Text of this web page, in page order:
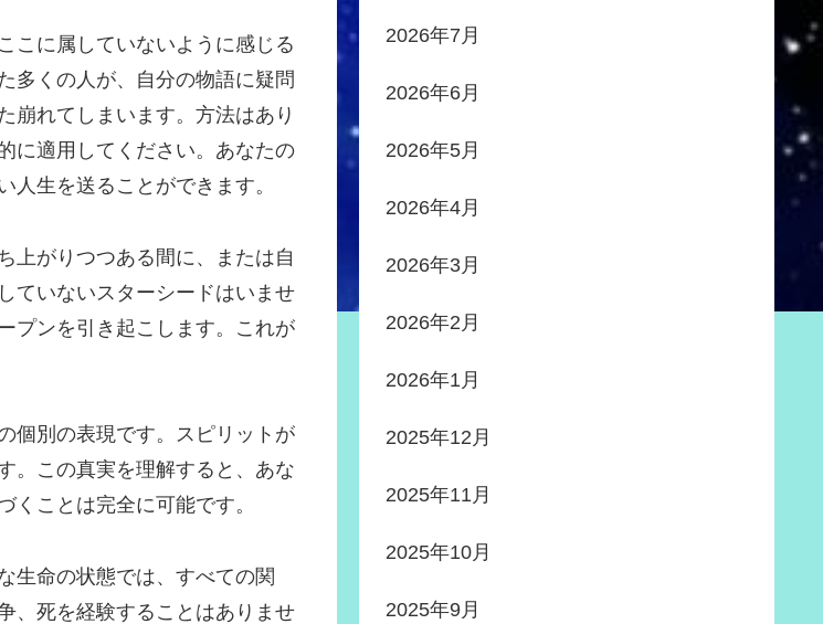
こに属していないように感じる
多くの人が、自分の物語に疑問
崩れてしまいます。方法はあり
に適用してください。あなたの
生を送ることができます。
上がりつつある間に、または自
ていないスターシードはいませ
プンを引き起こします。これが
個別の表現です。スピリットが
。この真実を理解すると、あな
ことは完全に可能です。
生命の状態では、すべての関
、死を経験することはありませ
2026年7月
2026年6月
2026年5月
2026年4月
2026年3月
2026年2月
2026年1月
2025年12月
2025年11月
2025年10月
2025年9月